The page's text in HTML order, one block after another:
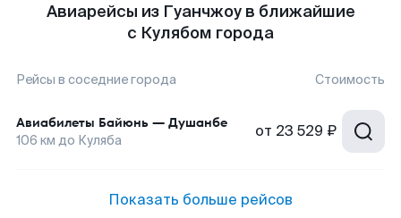
Авиарейсы из Гуанчжоу в ближайшие
с Кулябом города
Рейсы в соседние города Стоимость
Авиабилеты Байюнь — Душанбе
106 км до Куляба от 23 529 ₽
Показать больше рейсов